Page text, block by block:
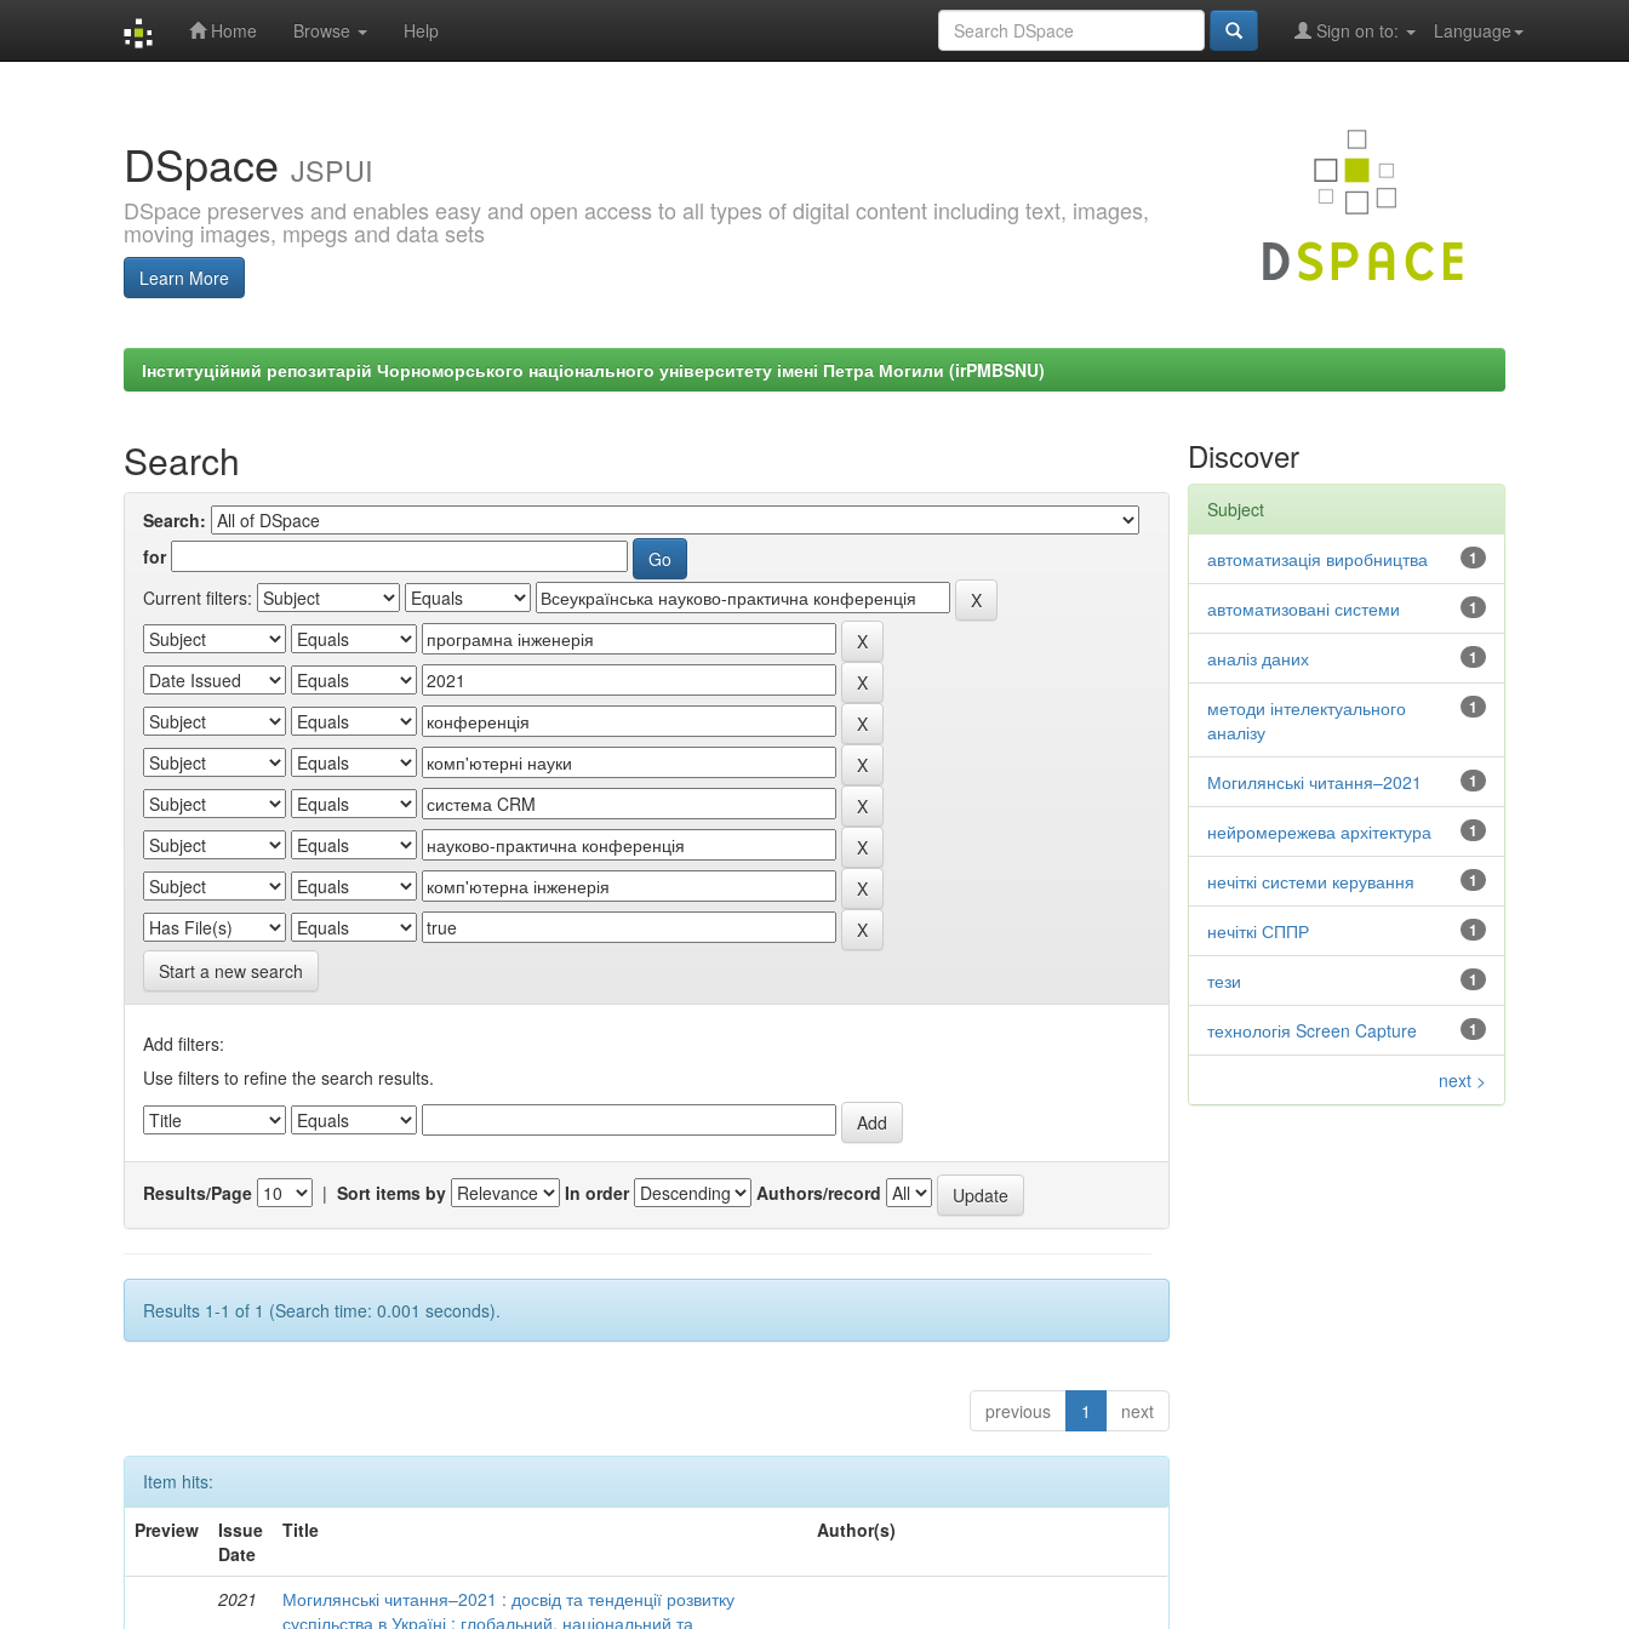
Home Browse Help Language
Sign on to:
DSpace JSPUI
DSpace preserves and enables easy and open access to all types of digital content including text, images,
moving images, mpegs and data sets
Learn More
Інституційний репозитарій Чорноморського національного університету імені Петра Могили (irPMBSNU)
Search
Search:
for
Current filters:
Start a new search
Add filters:
Use filters to refine the search results.
Results/Page | Sort items by In order Authors/record
Results 1-1 of 1 (Search time: 0.001 seconds).
previous 1 next
Item hits:
Preview
Issue
Date
Title Author(s)
2021
Могилянські читання–2021 : досвід та тенденції розвитку
суспільства в Україні : глобальний, національний та
Discover
Subject
1
автоматизація виробництва
1
автоматизовані системи
1
аналіз даних
1
методи інтелектуального
аналізу
1
Могилянські читання–2021
1
нейромережева архітектура
1
нечіткі системи керування
1
нечіткі СППР
1
тези
1
технологія Screen Capture
next >